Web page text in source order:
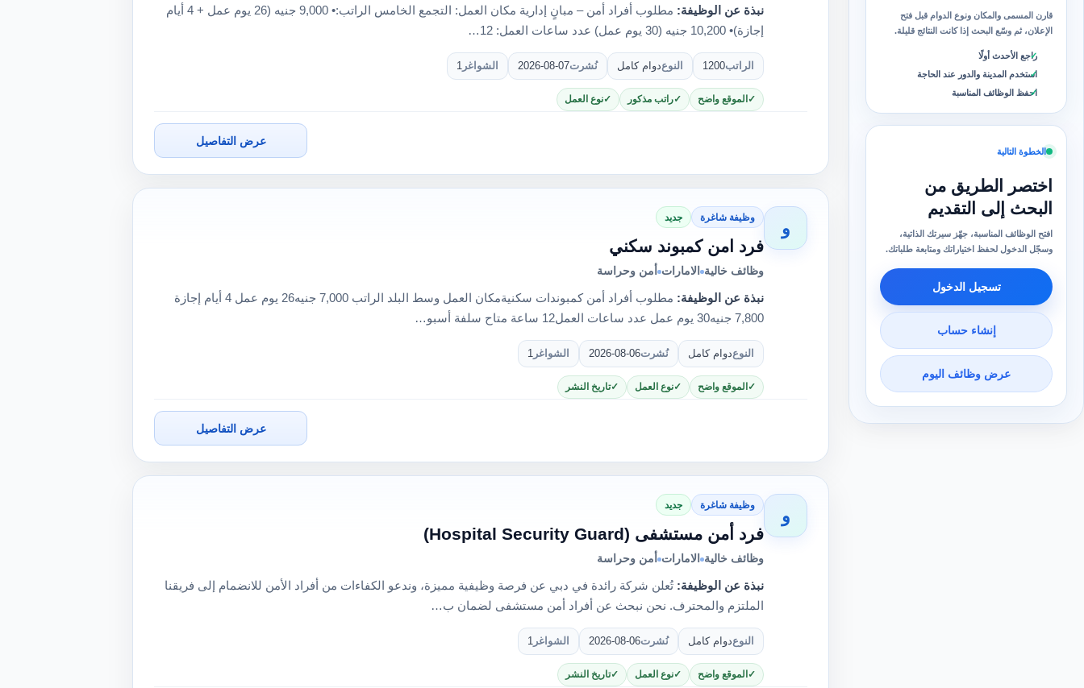
قارن المسمى والمكان ونوع الدوام قبل فتح
الإعلان، ثم وسّع البحث إذا كانت النتائج قليلة.
راجع الأحدث أولًا
استخدم المدينة والدور عند الحاجة
احفظ الوظائف المناسبة
الخطوة التالية
اختصر الطريق من
البحث إلى التقديم
افتح الوظائف المناسبة، جهّز سيرتك الذاتية،
وسجّل الدخول لحفظ اختياراتك ومتابعة طلباتك.
تسجيل الدخول
إنشاء حساب
عرض وظائف اليوم
نبذة عن الوظيفة:
مطلوب أفراد أمن – مبانٍ إدارية مكان العمل: التجمع الخامس الراتب:• 9,000 جنيه (26 يوم عمل + 4 أيام
إجازة)• 10,200 جنيه (30 يوم عمل) عدد ساعات العمل: 12…
الراتب1200 النوعدوام كامل نُشرت2026-08-07 الشواغر 1
الموقع واضح راتب مذكور نوع العمل
عرض التفاصيل
و
وظيفة شاغرة جديد
فرد امن كمبوند سكني
وظائف خالية الامارات أمن وحراسة
نبذة عن الوظيفة:
مطلوب أفراد أمن كمبوندات سكنيةمكان العمل وسط البلد الراتب 7,000 جنيه26 يوم عمل 4 أيام إجازة
7,800 جنيه30 يوم عمل عدد ساعات العمل12 ساعة متاح سلفة أسبو…
النوعدوام كامل نُشرت2026-08-06 الشواغر 1
الموقع واضح نوع العمل تاريخ النشر
عرض التفاصيل
و
وظيفة شاغرة جديد
فرد أمن مستشفى (Hospital Security Guard)
وظائف خالية الامارات أمن وحراسة
نبذة عن الوظيفة: تُعلن شركة رائدة في دبي عن فرصة وظيفية مميزة، وندعو الكفاءات من أفراد الأمن للانضمام إلى فريقنا
الملتزم والمحترف. نحن نبحث عن أفراد أمن مستشفى لضمان ب…
النوعدوام كامل نُشرت2026-08-06 الشواغر 1
الموقع واضح نوع العمل تاريخ النشر